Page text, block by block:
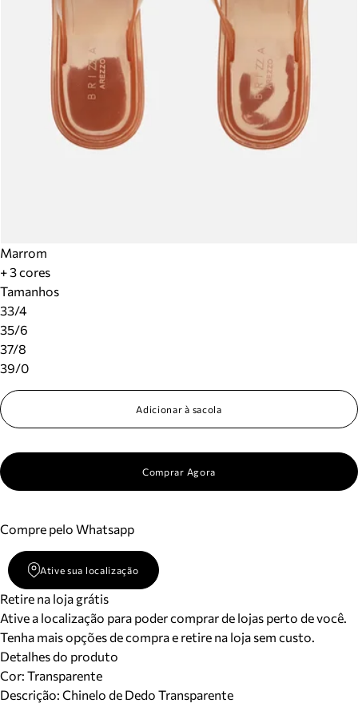
Marrom
+ 3 cores
Tamanhos
33/4
35/6
37/8
39/0
Adicionar à sacola
Comprar Agora
Compre pelo Whatsapp
Ative sua localização
Retire na loja grátis
Ative a localização para poder comprar de lojas perto de você.
Tenha mais opções de compra e retire na loja sem custo.
Detalhes do produto
Cor: Transparente
Descrição: Chinelo de Dedo Transparente